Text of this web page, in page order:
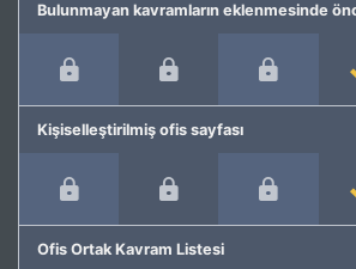
Bulunmayan kavramların eklenmesinde
Kişiselleştirilmiş ofis sayfası
Ofis Ortak Kavram Listesi